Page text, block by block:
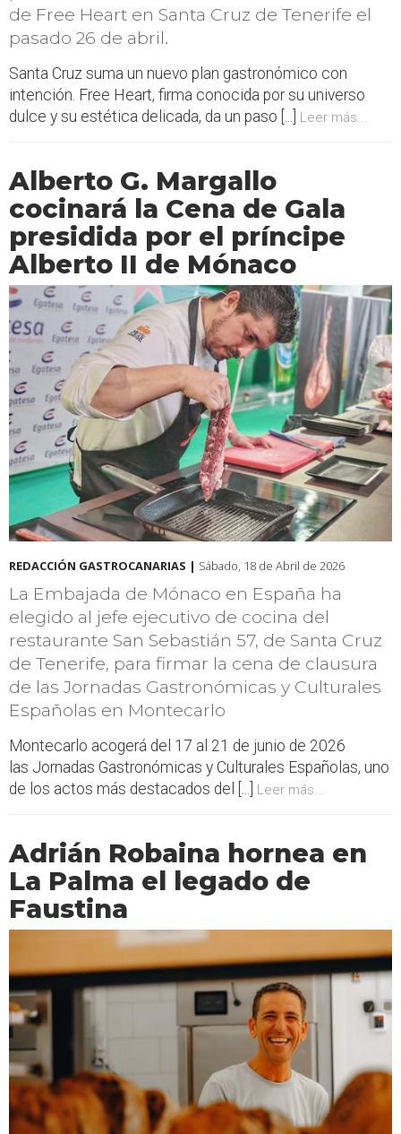
de Free Heart en Santa Cruz de Tenerife el
pasado 26 de abril.
Santa Cruz suma un nuevo plan gastronómico con
intención. Free Heart, firma conocida por su universo
dulce y su estética delicada, da un paso [...]
Leer más...
Alberto G. Margallo
cocinará la Cena de Gala
presidida por el príncipe
Alberto II de Mónaco
REDACCIÓN GASTROCANARIAS | Sábado, 18 de Abril de 2026
La Embajada de Mónaco en España ha
elegido al jefe ejecutivo de cocina del
restaurante San Sebastián 57, de Santa Cruz
de Tenerife, para firmar la cena de clausura
de las Jornadas Gastronómicas y Culturales
Españolas en Montecarlo
Montecarlo acogerá del 17 al 21 de junio de 2026
las Jornadas Gastronómicas y Culturales Españolas, uno
de los actos más destacados del [...]
Leer más...
Adrián Robaina hornea en
La Palma el legado de
Faustina